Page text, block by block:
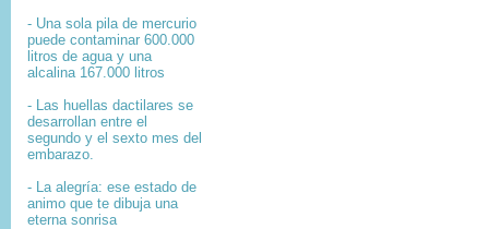
- Una sola pila de mercurio
puede contaminar 600.000
litros de agua y una
alcalina 167.000 litros
- Las huellas dactilares se
desarrollan entre el
segundo y el sexto mes del
embarazo.
- La alegría: ese estado de
animo que te dibuja una
eterna sonrisa